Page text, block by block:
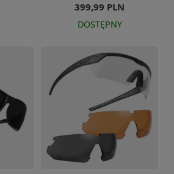
399,99 PLN
DOSTĘPNY